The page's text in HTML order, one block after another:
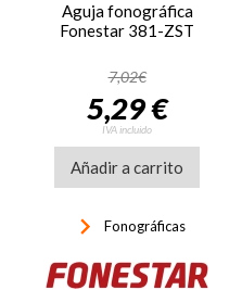
Aguja fonográfica
Fonestar 381-ZST
7,02€
5,29 €
IVA incluido
Añadir a carrito
keyboard_arrow_right Fonográficas